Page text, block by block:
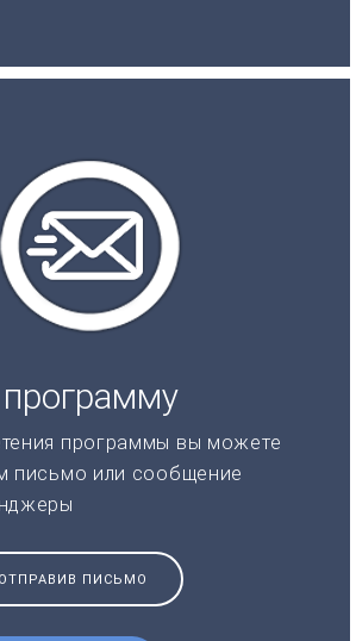
программы вы можете
письмо или сообщение
ПИСЬМО